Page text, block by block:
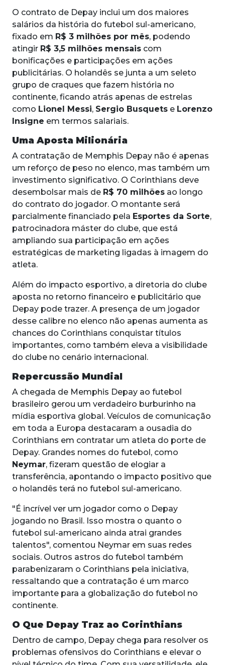
O contrato de Depay inclui um dos maiores
salários da história do futebol sul-americano,
fixado em R$ 3 milhões por mês, podendo
atingir R$ 3,5 milhões mensais com
bonificações e participações em ações
publicitárias. O holandês se junta a um seleto
grupo de craques que fazem história no
continente, ficando atrás apenas de estrelas
como Lionel Messi, Sergio Busquets e Lorenzo
Insigne em termos salariais.
Uma Aposta Milionária
A contratação de Memphis Depay não é apenas
um reforço de peso no elenco, mas também um
investimento significativo. O Corinthians deve
desembolsar mais de R$ 70 milhões ao longo
do contrato do jogador. O montante será
parcialmente financiado pela Esportes da Sorte,
patrocinadora máster do clube, que está
ampliando sua participação em ações
estratégicas de marketing ligadas à imagem do
atleta.
Além do impacto esportivo, a diretoria do clube
aposta no retorno financeiro e publicitário que
Depay pode trazer. A presença de um jogador
desse calibre no elenco não apenas aumenta as
chances do Corinthians conquistar títulos
importantes, como também eleva a visibilidade
do clube no cenário internacional.
Repercussão Mundial
A chegada de Memphis Depay ao futebol
brasileiro gerou um verdadeiro burburinho na
mídia esportiva global. Veículos de comunicação
em toda a Europa destacaram a ousadia do
Corinthians em contratar um atleta do porte de
Depay. Grandes nomes do futebol, como
Neymar, fizeram questão de elogiar a
transferência, apontando o impacto positivo que
o holandês terá no futebol sul-americano.
"É incrível ver um jogador como o Depay
jogando no Brasil. Isso mostra o quanto o
futebol sul-americano ainda atrai grandes
talentos", comentou Neymar em suas redes
sociais. Outros astros do futebol também
parabenizaram o Corinthians pela iniciativa,
ressaltando que a contratação é um marco
importante para a globalização do futebol no
continente.
O Que Depay Traz ao Corinthians
Dentro de campo, Depay chega para resolver os
problemas ofensivos do Corinthians e elevar o